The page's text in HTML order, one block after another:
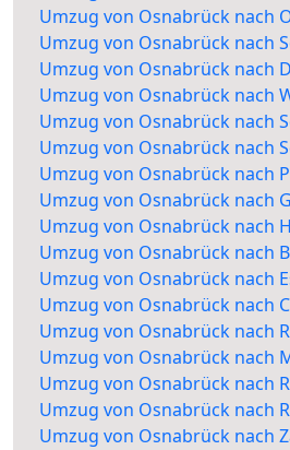
Umzug von Osnabrück nach
Umzug von Osnabrück nach
Umzug von Osnabrück nach
Umzug von Osnabrück nach
Umzug von Osnabrück nach
Umzug von Osnabrück nach
Umzug von Osnabrück nach
Umzug von Osnabrück nach
Umzug von Osnabrück nach
Umzug von Osnabrück nach
Umzug von Osnabrück nach
Umzug von Osnabrück nach
Umzug von Osnabrück nach
Umzug von Osnabrück nach
Umzug von Osnabrück nach
Umzug von Osnabrück nach
Umzug von Osnabrück nach